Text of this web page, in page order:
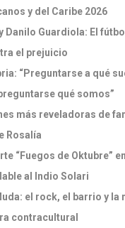
y del Caribe 2026
Danilo Guardiola: El
el prejuicio
“Preguntarse a qué
qué somos”
más reveladoras de
Rosalía
“Fuegos de Oktubre”
al Indio Solari
el rock, el barrio y la
contracultural